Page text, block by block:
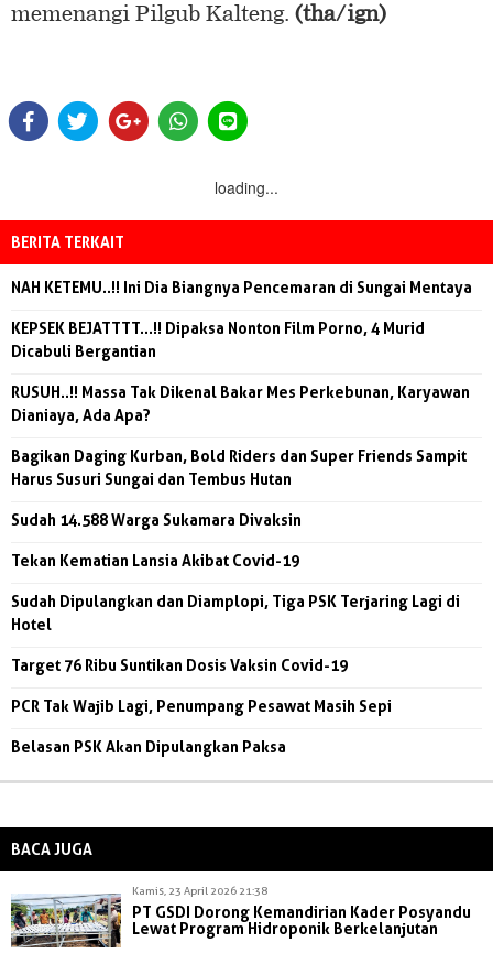
memenangi Pilgub Kalteng. (tha/ign)
loading...
BERITA TERKAIT
NAH KETEMU..!! Ini Dia Biangnya Pencemaran di Sungai Mentaya
KEPSEK BEJATTTT...!! Dipaksa Nonton Film Porno, 4 Murid
Dicabuli Bergantian
RUSUH..!! Massa Tak Dikenal Bakar Mes Perkebunan, Karyawan
Dianiaya, Ada Apa?
Bagikan Daging Kurban, Bold Riders dan Super Friends Sampit
Harus Susuri Sungai dan Tembus Hutan
Sudah 14.588 Warga Sukamara Divaksin
Tekan Kematian Lansia Akibat Covid-19
Sudah Dipulangkan dan Diamplopi, Tiga PSK Terjaring Lagi di
Hotel
Target 76 Ribu Suntikan Dosis Vaksin Covid-19
PCR Tak Wajib Lagi, Penumpang Pesawat Masih Sepi
Belasan PSK Akan Dipulangkan Paksa
BACA JUGA
Kamis, 23 April 2026 21:38
PT GSDI Dorong Kemandirian Kader Posyandu
Lewat Program Hidroponik Berkelanjutan